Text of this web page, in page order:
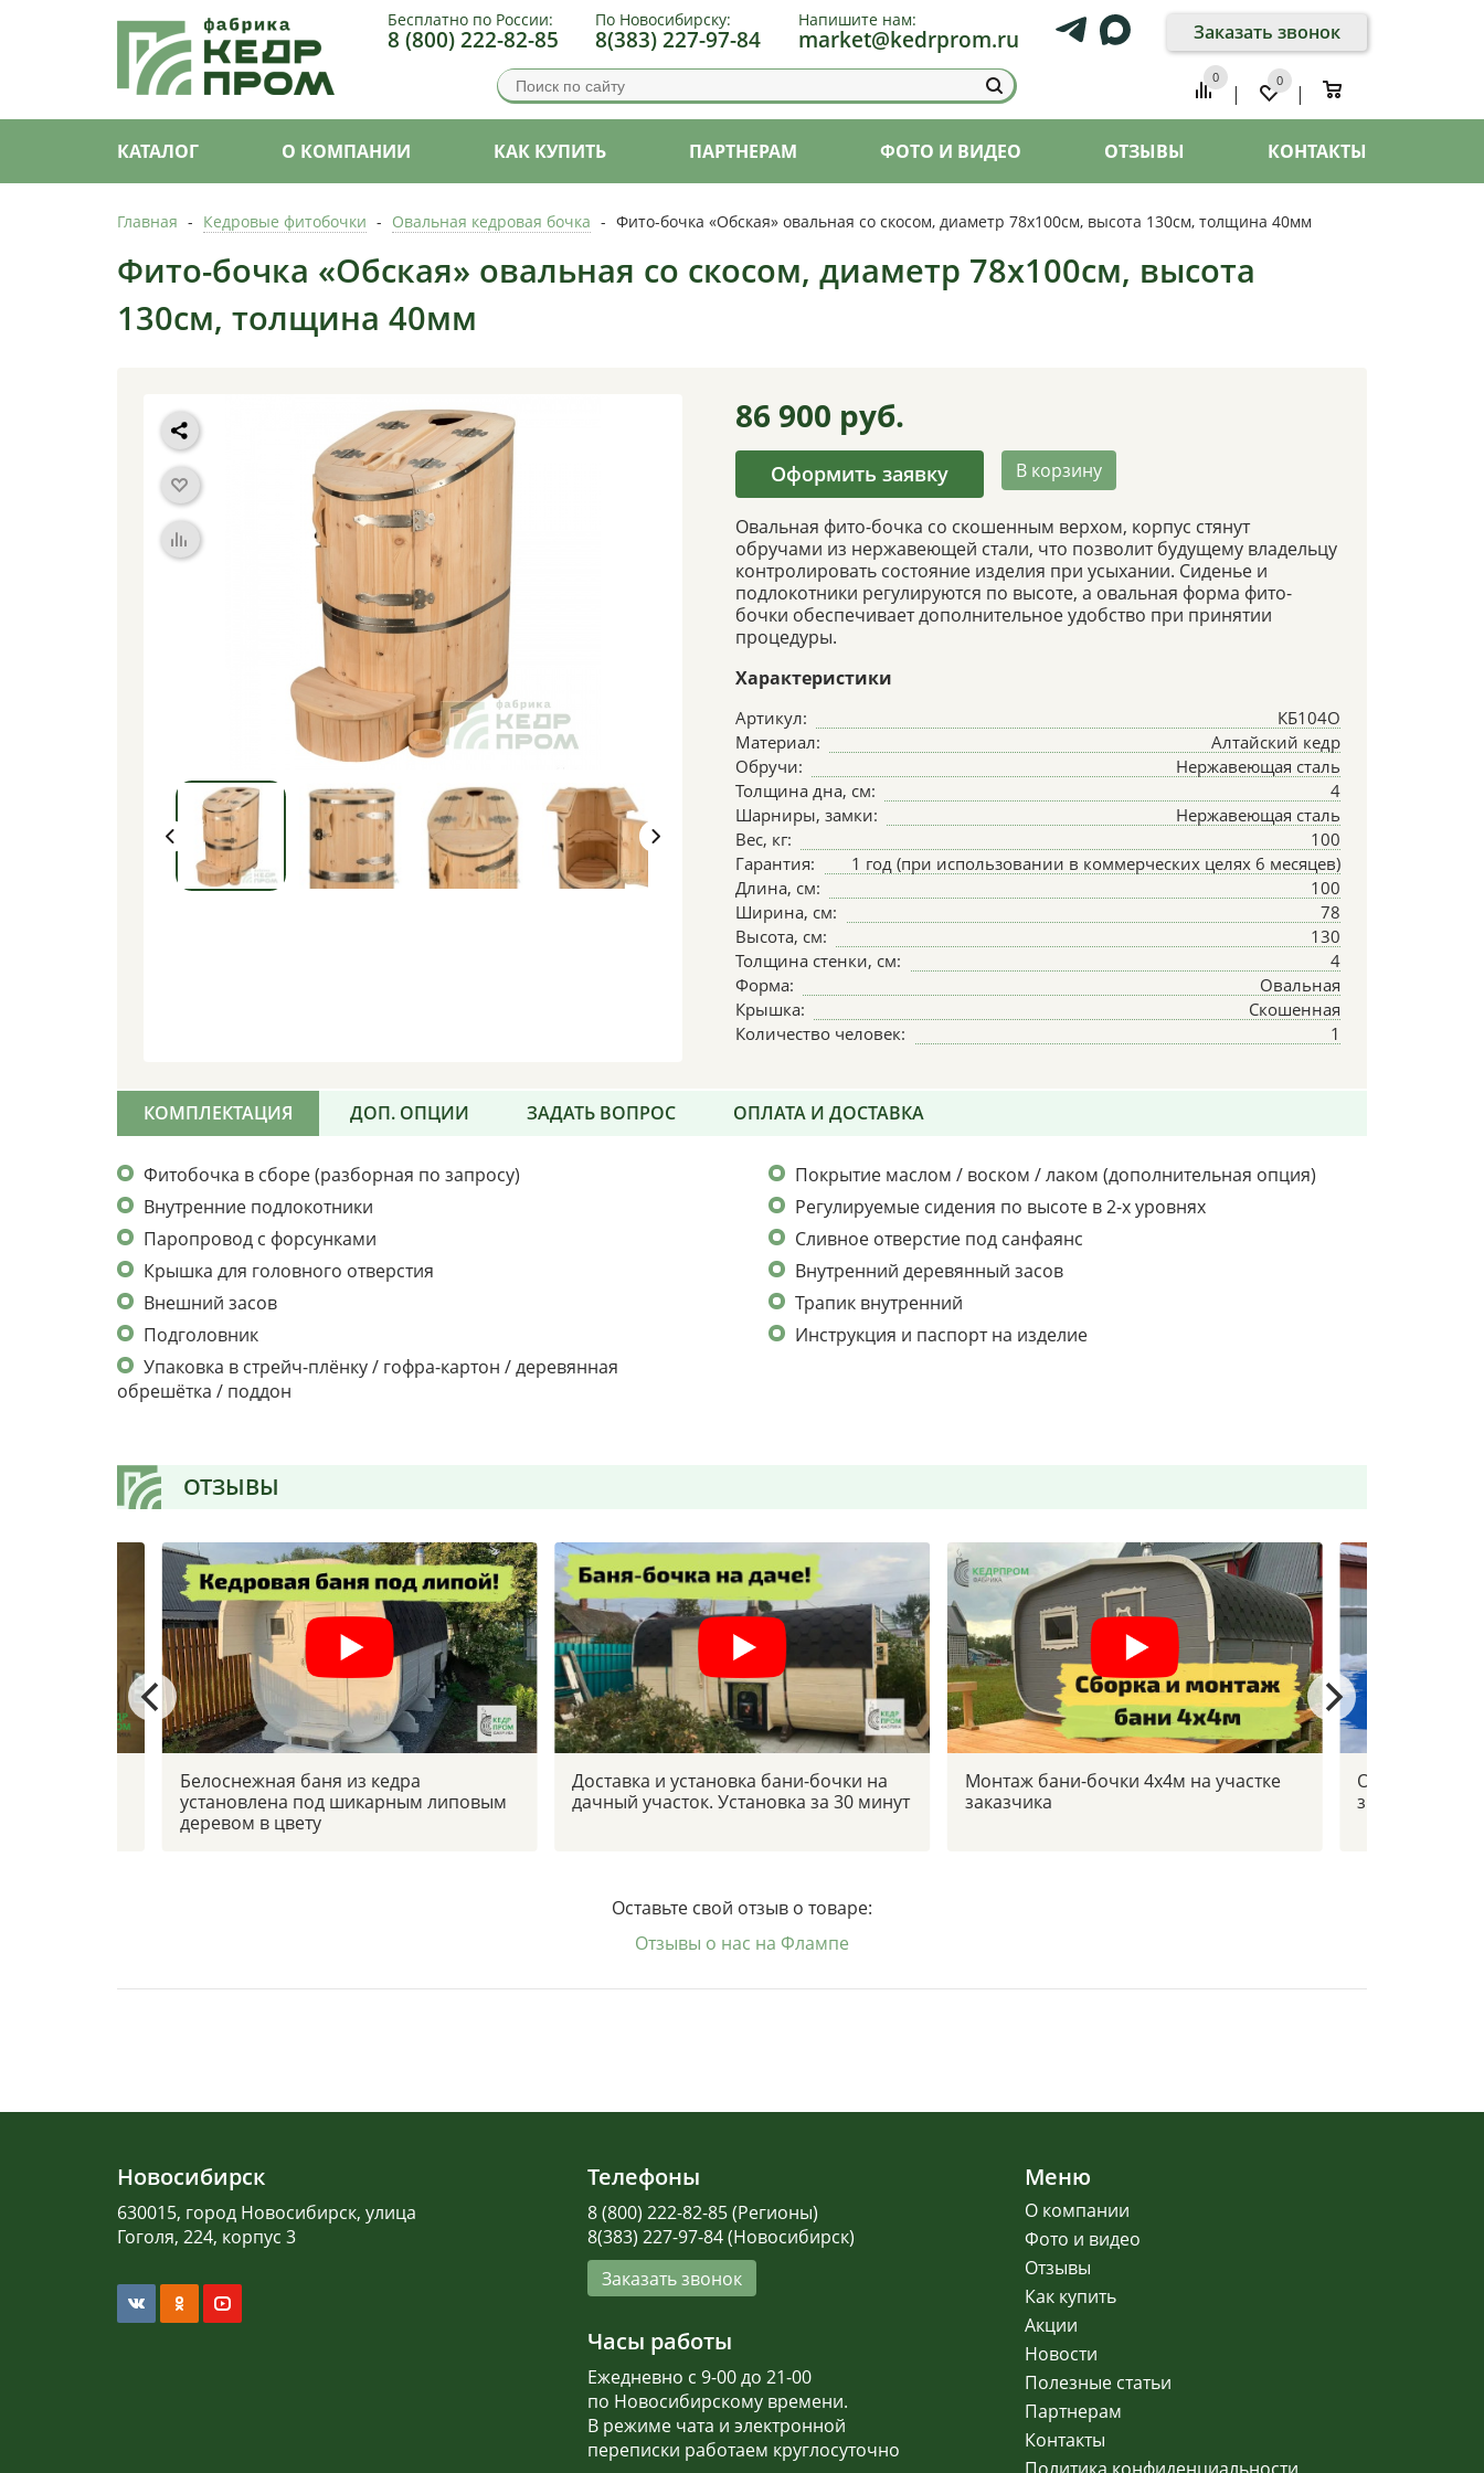
Бесплатно по России:
8 (800) 222-82-85
По Новосибирску:
8(383) 227-97-84
Напишите нам:
market@kedrprom.ru Заказать звонок
0
|
0
|
КАТАЛОГ О КОМПАНИИ КАК КУПИТЬ ПАРТНЕРАМ ФОТО И ВИДЕО ОТЗЫВЫ КОНТАКТЫ
Главная - Кедровые фитобочки - Овальная кедровая бочка - Фито-бочка «Обская» овальная со скосом, диаметр 78х100см, высота 130см, толщина 40мм
Фито-бочка «Обская» овальная со скосом, диаметр 78х100см, высота
130см, толщина 40мм
86 900 руб.
Оформить заявку В корзину
Овальная фито-бочка со скошенным верхом, корпус стянут
обручами из нержавеющей стали, что позволит будущему владельцу
контролировать состояние изделия при усыхании. Сиденье и
подлокотники регулируются по высоте, а овальная форма фито-
бочки обеспечивает дополнительное удобство при принятии
процедуры.
Характеристики
Артикул:
КБ104О
Материал:
Алтайский кедр
Обручи:
Нержавеющая сталь
Толщина дна, см:
4
Шарниры, замки:
Нержавеющая сталь
Вес, кг:
100
Гарантия:
1 год (при использовании в коммерческих целях 6 месяцев)
Длина, см:
100
Ширина, см:
78
Высота, см:
130
Толщина стенки, см:
4
Форма:
Овальная
Крышка:
Скошенная
Количество человек:
1
КОМПЛЕКТАЦИЯ ДОП. ОПЦИИ ЗАДАТЬ ВОПРОС ОПЛАТА И ДОСТАВКА
Фитобочка в сборе (разборная по запросу)
Покрытие маслом / воском / лаком (дополнительная опция)
Внутренние подлокотники
Регулируемые сидения по высоте в 2-х уровнях
Паропровод с форсунками
Сливное отверстие под санфаянс
Крышка для головного отверстия
Внутренний деревянный засов
Внешний засов
Трапик внутренний
Подголовник
Инструкция и паспорт на изделие
Упаковка в стрейч-плёнку / гофра-картон / деревянная
обрешётка / поддон
ОТЗЫВЫ
Доставка и установка бани-бочки на
дачный участок. Установка за 30 минут
Монтаж бани-бочки 4х4м на участке
заказчика
Отзыв
зимой в -30с
Белоснежная баня из кедра
установлена под шикарным липовым
деревом в цвету
Оставьте свой отзыв о товаре:
Отзывы о нас на Флампе
Новосибирск
630015, город Новосибирск, улица
Гоголя, 224, корпус 3
Телефоны
8 (800) 222-82-85 (Регионы)
8(383) 227-97-84 (Новосибирск)
Заказать звонок
Часы работы
Ежедневно с 9-00 до 21-00
по Новосибирскому времени.
В режиме чата и электронной
переписки работаем круглосуточно
Меню
О компании
Фото и видео
Отзывы
Как купить
Акции
Новости
Полезные статьи
Партнерам
Контакты